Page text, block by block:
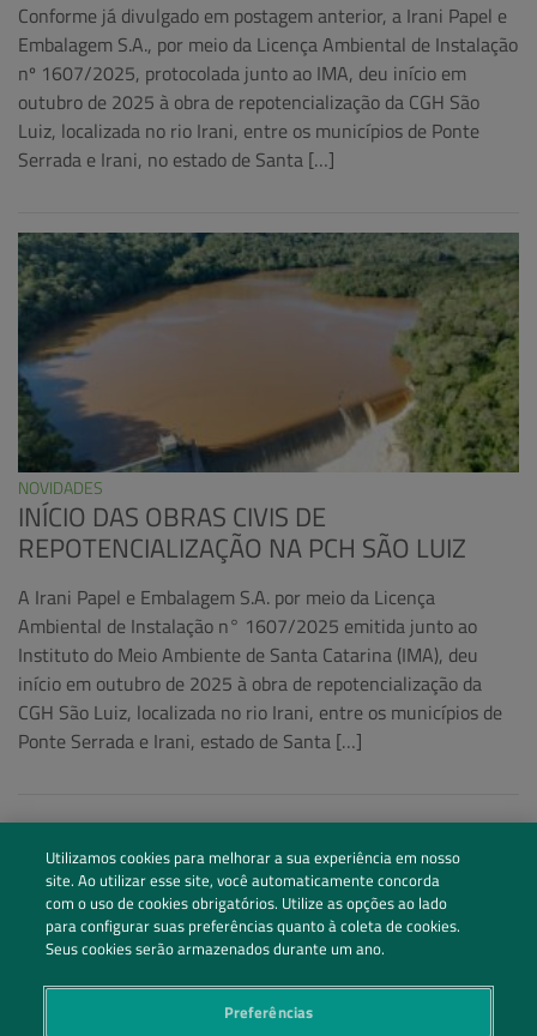
Conforme já divulgado em postagem anterior, a Irani Papel e
Embalagem S.A., por meio da Licença Ambiental de Instalação
nº 1607/2025, protocolada junto ao IMA, deu início em
outubro de 2025 à obra de repotencialização da CGH São
Luiz, localizada no rio Irani, entre os municípios de Ponte
Serrada e Irani, no estado de Santa […]
NOVIDADES
INÍCIO DAS OBRAS CIVIS DE
REPOTENCIALIZAÇÃO NA PCH SÃO LUIZ
A Irani Papel e Embalagem S.A. por meio da Licença
Ambiental de Instalação n° 1607/2025 emitida junto ao
Instituto do Meio Ambiente de Santa Catarina (IMA), deu
início em outubro de 2025 à obra de repotencialização da
CGH São Luiz, localizada no rio Irani, entre os municípios de
Ponte Serrada e Irani, estado de Santa […]
Utilizamos cookies para melhorar a sua experiência em nosso
site. Ao utilizar esse site, você automaticamente concorda
com o uso de cookies obrigatórios. Utilize as opções ao lado
para configurar suas preferências quanto à coleta de cookies.
Seus cookies serão armazenados durante um ano.
Preferências